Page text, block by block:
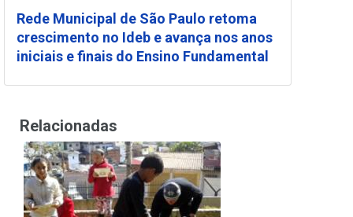
Rede Municipal de São Paulo retoma
crescimento no Ideb e avança nos anos
iniciais e finais do Ensino Fundamental
Relacionadas